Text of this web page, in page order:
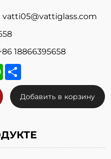
vatti05@vattiglass.com
18866395658
WhatsApp
Добавить в корзину